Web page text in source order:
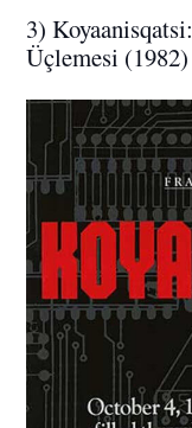
3)
Üçlemesi